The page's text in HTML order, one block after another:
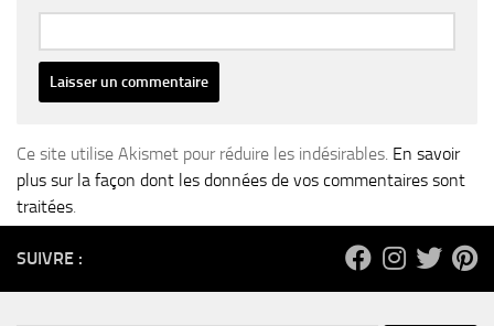
Ce site utilise Akismet pour réduire les indésirables. En savoir
plus sur la façon dont les données de vos commentaires sont
traitées.
SUIVRE :